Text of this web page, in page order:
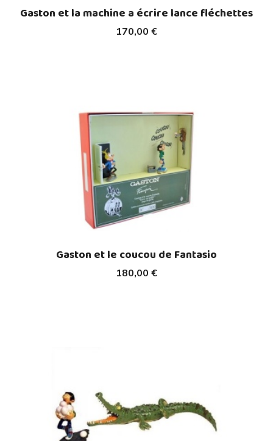
170,00 €
Gaston et la machine a écrire lance fléchettes
180,00 €
Gaston et le coucou de Fantasio